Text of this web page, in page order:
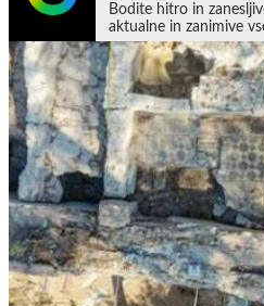
Bodite hitro in
aktualne in zanimive